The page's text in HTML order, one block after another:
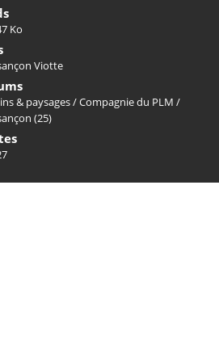
Ko
Viotte
& paysages/Compagnie du PLM /
(25)